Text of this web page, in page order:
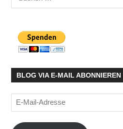
nach:
BLOG VIA E-MAIL ABONNIEREN
E-
Mail-
Adresse